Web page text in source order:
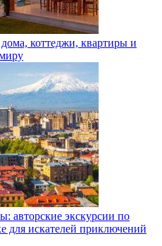
коттеджи, квартиры и
авторские экскурсии по
для искателей приключений